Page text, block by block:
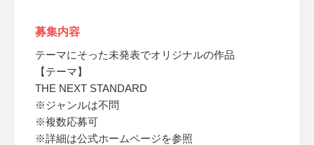
募集内容
テーマにそった未発表でオリジナルの作品
【テーマ】
THE NEXT STANDARD
※ジャンルは不問
※複数応募可
※詳細は公式ホームページを参照